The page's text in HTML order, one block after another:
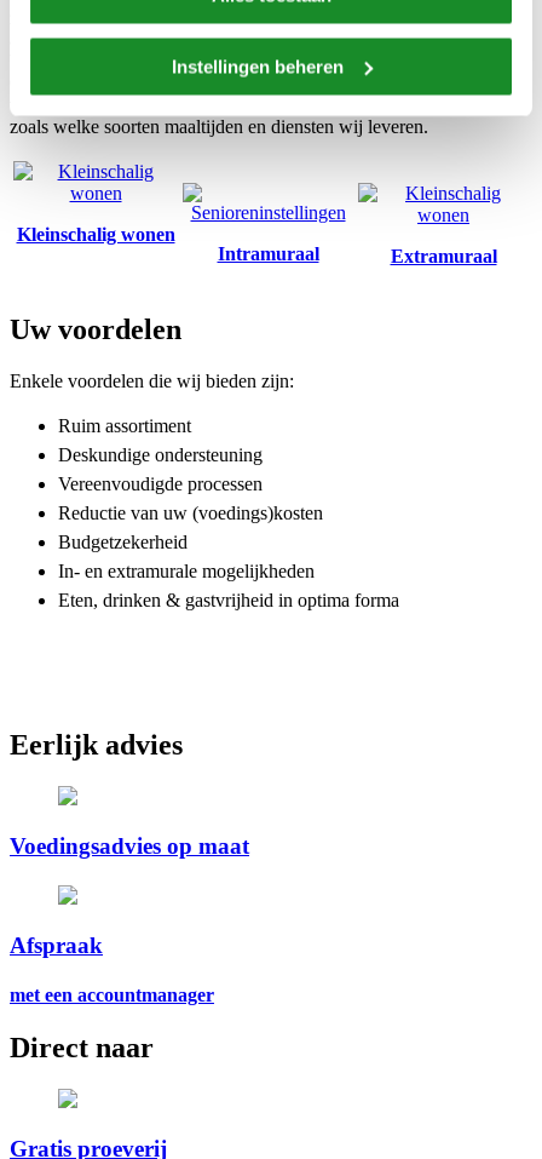
Instellingen beheren
zorgverlening. Daarom maken we in nauwe samenspraak met u een
analyse van de ist-situatie en op basis daarvan adviseren we welke
bouwstenen van ons concept voor u interessant kunnen zijn.
Ondersteuning naar behoefte is ons uitgangspunt! Klik hieronder
zoals welke soorten maaltijden en diensten wij leveren.
Kleinschalig wonen
Intramuraal
Extramuraal
Uw voordelen
Enkele voordelen die wij bieden zijn:
Ruim assortiment
Deskundige ondersteuning
Vereenvoudigde processen
Reductie van uw (voedings)kosten
Budgetzekerheid
In- en extramurale mogelijkheden
Eten, drinken & gastvrijheid in optima forma
Eerlijk advies
Voedingsadvies op maat
Afspraak
met een accountmanager
Direct naar
Gratis proeverij